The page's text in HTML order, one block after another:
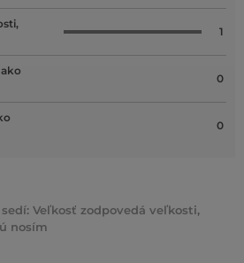
1
0
0
sedí: Veľkosť zodpovedá veľkosti,
nosím